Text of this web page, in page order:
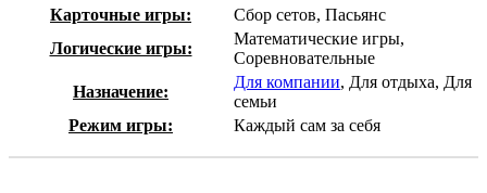
Карточные игры:
Сбор сетов, Пасьянс
Логические игры:
Математические игры,
Соревновательные
Назначение:
Для компании, Для отдыха, Для
семьи
Режим игры:
Каждый сам за себя